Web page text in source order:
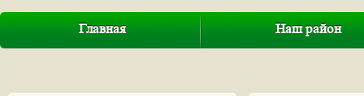
Главная Наш район